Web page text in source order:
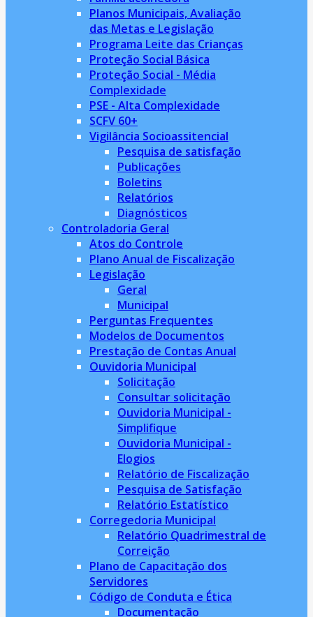
Planos Municipais, Avaliação
das Metas e Legislação
Programa Leite das Crianças
Proteção Social Básica
Proteção Social - Média
Complexidade
PSE - Alta Complexidade
SCFV 60+
Vigilância Socioassitencial
Pesquisa de satisfação
Publicações
Boletins
Relatórios
Diagnósticos
Controladoria Geral
Atos do Controle
Plano Anual de Fiscalização
Legislação
Geral
Municipal
Perguntas Frequentes
Modelos de Documentos
Prestação de Contas Anual
Ouvidoria Municipal
Solicitação
Consultar solicitação
Ouvidoria Municipal -
Simplifique
Ouvidoria Municipal -
Elogios
Relatório de Fiscalização
Pesquisa de Satisfação
Relatório Estatístico
Corregedoria Municipal
Relatório Quadrimestral de
Correição
Plano de Capacitação dos
Servidores
Código de Conduta e Ética
Documentação